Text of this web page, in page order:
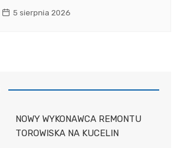
5 sierpnia 2026
NOWY WYKONAWCA REMONTU
TOROWISKA NA KUCELIN